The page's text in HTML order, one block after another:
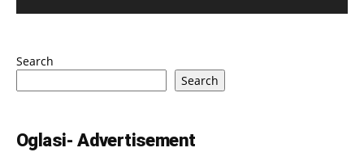
Search
Search
Oglasi- Advertisement